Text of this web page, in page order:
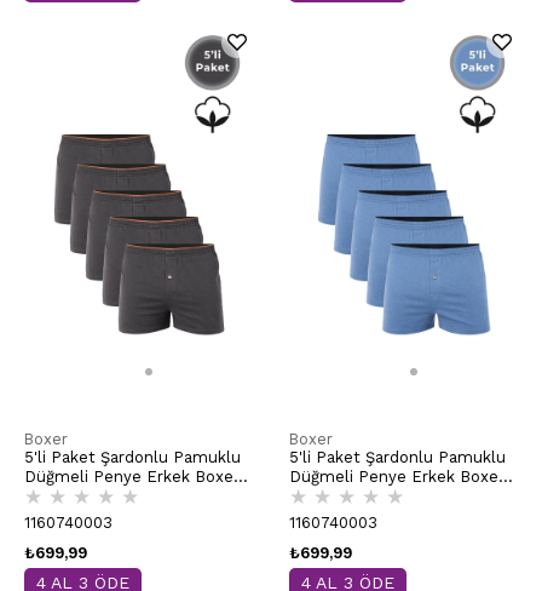
Boxer
5'li Paket Şardonlu Pamuklu
Düğmeli Penye Erkek Boxer |
Antrasit K0041
★ ★ ★ ★ ★
1160740003
₺699,99
4 AL 3 ÖDE
Boxer
5'li Paket Şardonlu Pamuklu
Düğmeli Penye Erkek Boxer |
Mavi K0041
★ ★ ★ ★ ★
1160740003
₺699,99
4 AL 3 ÖDE